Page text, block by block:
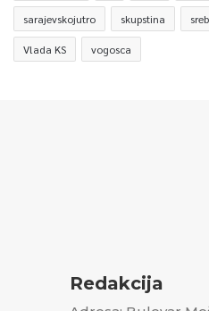
sarajevskojutro skupstina
Vlada KS vogosca
Redakcija